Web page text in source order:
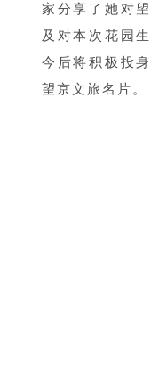
家分享了她对
及对本次花园
今后将积极投
望京文旅名片。